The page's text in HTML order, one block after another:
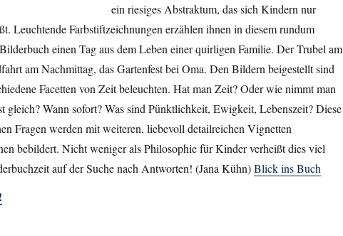
ein riesiges Abstraktum, das sich Kindern nur
Leuchtende Farbstiftzeichnungen erzählen ihnen in diesem rundum
einen Tag aus dem Leben einer quirligen Familie. Der Trubel am
am Nachmittag, das Gartenfest bei Oma. Den Bildern beigestellt sind
Facetten von Zeit beleuchten. Hat man Zeit? Oder wie nimmt man
gleich? Wann sofort? Was sind Pünktlichkeit, Ewigkeit, Lebenszeit? Diese
Fragen werden mit weiteren, liebevoll detailreichen Vignetten
bebildert. Nicht weniger als Philosophie für Kinder verheißt dies viel
auf der Suche nach Antworten! (Jana Kühn)Blick ins Buch